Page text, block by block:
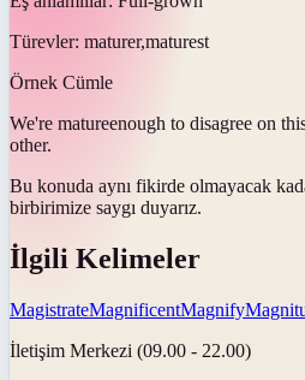
Türevler: maturer,maturest
Örnek Cümle
We're matureenough to disagree on
other.
Bu konuda aynı fikirde olmayacak
birbirimize saygı duyarız.
İlgili Kelimeler
MagistrateMagnificentMagnify
İletişim Merkezi (09.00 - 22.00)